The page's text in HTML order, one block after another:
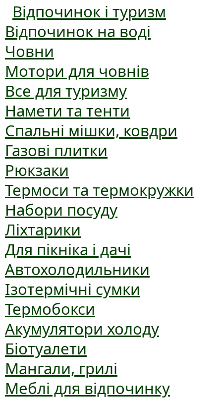
Відпочинок і туризм
Відпочинок на воді
Човни
Мотори для човнів
Все для туризму
Намети та тенти
Спальні мішки, ковдри
Газові плитки
Рюкзаки
Термоси та термокружки
Набори посуду
Ліхтарики
Для пікніка і дачі
Автохолодильники
Ізотермічні сумки
Термобокси
Акумулятори холоду
Біотуалети
Мангали, грилі
Меблі для відпочинку